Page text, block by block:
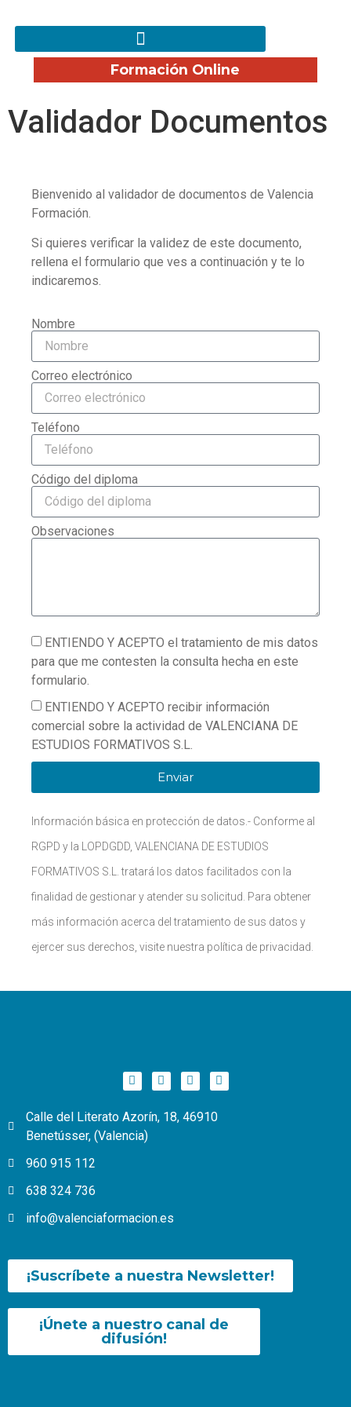
Formación Online
Validador Documentos
Bienvenido al validador de documentos de Valencia
Formación.
Si quieres verificar la validez de este documento,
rellena el formulario que ves a continuación y te lo
indicaremos.
Nombre
Correo electrónico
Teléfono
Código del diploma
Observaciones
ENTIENDO Y ACEPTO el tratamiento de mis datos
para que me contesten la consulta hecha en este
formulario.
ENTIENDO Y ACEPTO recibir información
comercial sobre la actividad de VALENCIANA DE
ESTUDIOS FORMATIVOS S.L.
Enviar
Información básica en protección de datos.- Conforme al
RGPD y la LOPDGDD, VALENCIANA DE ESTUDIOS
FORMATIVOS S.L. tratará los datos facilitados con la
finalidad de gestionar y atender su solicitud. Para obtener
más información acerca del tratamiento de sus datos y
ejercer sus derechos, visite nuestra política de privacidad.
Calle del Literato Azorín, 18, 46910
Benetússer, (Valencia)
960 915 112
638 324 736
info@valenciaformacion.es
¡Suscríbete a nuestra Newsletter!
¡Únete a nuestro canal de
difusión!